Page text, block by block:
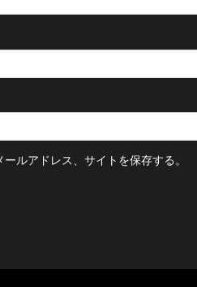
ルアドレス、サイトを保存する。